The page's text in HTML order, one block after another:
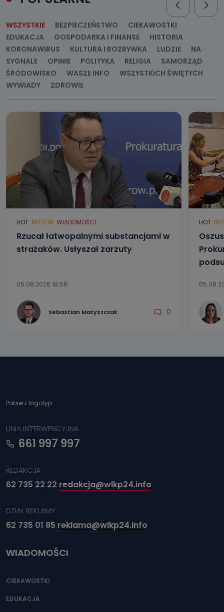
WSZYSTKIE BEZPIECZEŃSTWO
CIEKAWOSTKI
EDUKACJA
GOSPODARKA I FINANSE
HISTORIA
KORONAWIRUS
KULTURA I ROZRYWKA LUDZIE
NA
SYGNALE
OPINIE POLITYKA RELIGIA
SAMORZĄD
ŚRODOWISKO
WASZE INFO
WSZYSTKICH ŚWIĘTYCH
WYWIADY
ZDROWIE
HOT REGION WIADOMOŚCI
Rzucał łatwopalnymi substancjami w
strażaków. Usłyszał zarzuty
05.08.2026 18:58
Sebastian Matyszczak 0
HOT
Pobierz logotyp
LINIA INTERWENCYJNA
661 997 997
REDAKCJA
62 735 22 22 redakcja@wlkp24.info
DZIAŁ REKLAMY
62 735 01 85 reklama@wlkp24.info
WIADOMOŚCI
CIEKAWOSTKI
EDUKACJA